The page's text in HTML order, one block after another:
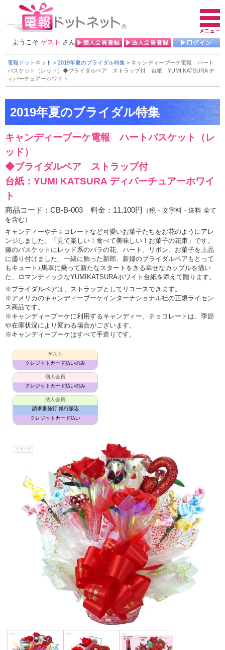
ようこそ ゲスト さん
電報ドットネット > 2019年夏のブライダル特集 > キャンディーブーケ電報 ハート
バスケット（レッド） ◆ブライダルベア ストラップ付 台紙：YUMI KATSURA デ
ィパーチュアーホワイト
キャンディーブーケ電報 ハートバスケット（レ
ッド）
◆ブライダルベア ストラップ付
台紙：YUMI KATSURA ディパーチュアーホワイ
ト
商品コード：CB-B-003 料金：11,100円
（税・文字料・送料 全て
を含む）
キャンディーやチョコレートなど可愛いお菓子たちをお花のようにアレ
ンジしました。「見て楽しい！食べて美味しい！お菓子の花束」です。
籐のバスケットにレッド系のバラの花、ハート、リボン、お菓子を上品
に盛り付けました。一緒に飾った新郎、新婦のブライダルベアもとって
もキュート♪馬車に乗って新たなスタートをきる幸せなカップルを描い
た、ロマンティックなYUMIKATSURAホワイト台紙を添えて贈ります。
※ブライダルベアは、ストラップとしてリユースできます。
※アメリカのキャンディーブーケインターナショナル社の正規ライセン
ス商品です。
※キャンディーブーケに利用するキャンディー、チョコレートは、季節
や在庫状況により変わる場合がございます。
※キャンディーブーケはすべて手造りです。
ゲスト
クレジットカード払いのみ
個人会員
クレジットカード払いのみ
法人会員
請求書発行 銀行振込
クレジットカード払い